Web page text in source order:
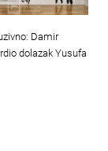
Damir
dolazak Yusufa